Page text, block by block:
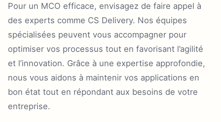
Pour un MCO efficace, envisagez de faire appel à
des experts comme CS Delivery. Nos équipes
spécialisées peuvent vous accompagner pour
optimiser vos processus tout en favorisant l’agilité
et l’innovation. Grâce à une expertise approfondie,
nous vous aidons à maintenir vos applications en
bon état tout en répondant aux besoins de votre
entreprise.